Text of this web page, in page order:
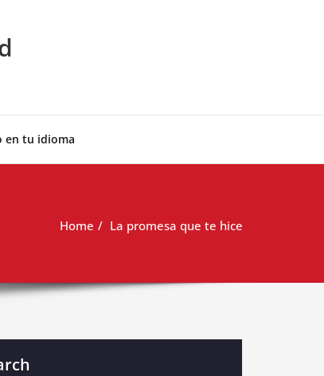
en tu idioma
Home La promesa que te hice